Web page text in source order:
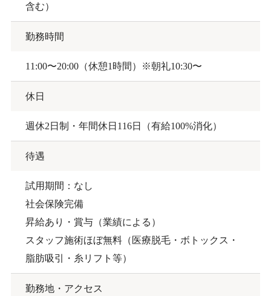
含む）
勤務時間
11:00〜20:00（休憩1時間）※朝礼10:30〜
休日
週休2日制・年間休日116日（有給100%消化）
待遇
試用期間：なし
社会保険完備
昇給あり・賞与（業績による）
スタッフ施術ほぼ無料（医療脱毛・ボトックス・
脂肪吸引・糸リフト等）
勤務地・アクセス